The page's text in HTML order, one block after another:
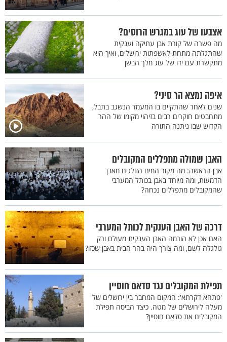
אצבעו של עוג במגרש הרוסים?
מה פשרה של קורת אבן עתיקה וענקית
שהתגלתה מתחת לאשפתות ירושלים, ואיך היא
מתקשרת עם ידו של עוג מלך הבשן
איפה נמצא הר סיני?
שנים לאחר שהתקיים בו המעמד הנשגב בתבל,
מתחבטים חוקרים רבים בזיהוי מקומו של ההר
הקדוש שבו ניתנה התורה
האבן שמולה מתפללים המקובלים
אבן הראשה: מה מקור המים הזולגים מאבן
הדמעות, ומה מיוחד באבן בכותל המערבי
שהמקובלים מתפללים נכחה?
דרכה של האבן הענקית לכותל המערבי
האם אכן לא הורמה האבן הענקית מעולם ורק
גולגלה לשם, ומה צורך היה בהר הבית באבן שכזו?
תפילת המקובלים נגד סדאם חוסיין
'פתחא דקרתא': המקום המחבר בין ירושלים של
מעלה לירושלים של מטה. כיצד הביסה תפילת
המקובלים את סדאם חוסיין?